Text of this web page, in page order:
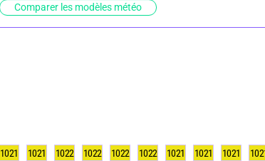
Comparer les modèles météo
1021 1021 1022 1022 1022 1022 1021 1021 1021